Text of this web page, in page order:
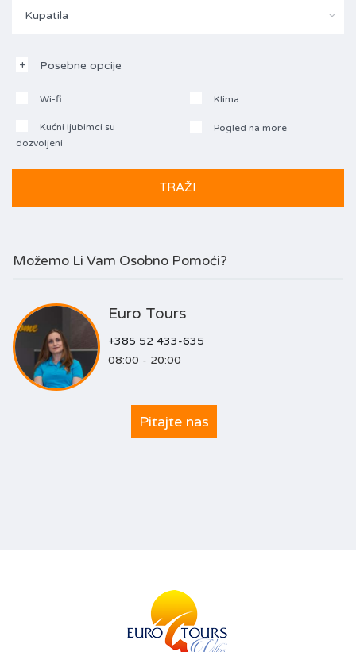
Kupatila
Posebne opcije
Wi-fi Klima
Kućni ljubimci su
dozvoljeni
Pogled na more
Možemo Li Vam Osobno Pomoći?
Euro Tours
+385 52 433-635
08:00 - 20:00
Pitajte nas